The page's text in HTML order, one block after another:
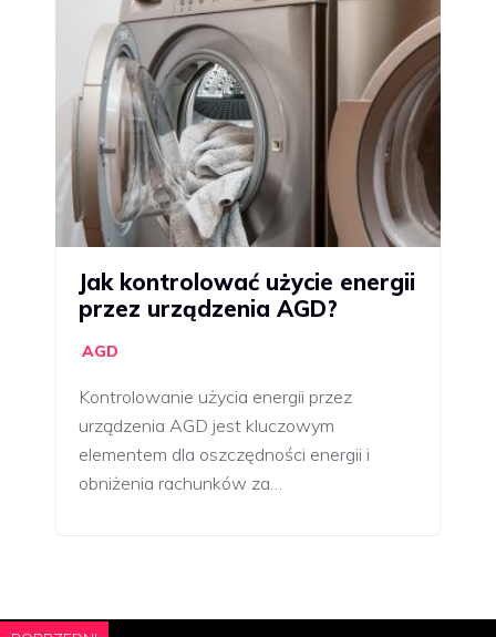
Jak kontrolować użycie energii
przez urządzenia AGD?
AGD
Kontrolowanie użycia energii przez
urządzenia AGD jest kluczowym
elementem dla oszczędności energii i
obniżenia rachunków za…